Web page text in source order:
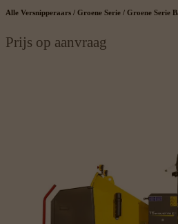
Alle Versnipperaars / Groene Serie / Groene Serie
Prijs op aanvraag